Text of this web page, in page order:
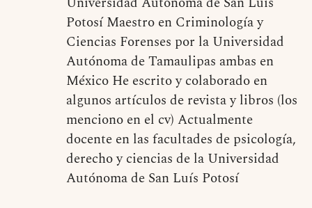
Potosí Maestro en Criminología y
Ciencias Forenses por la Universidad
Autónoma de Tamaulipas ambas en
México He escrito y colaborado en
algunos artículos de revista y libros (los
menciono en el cv) Actualmente
docente en las facultades de psicología,
derecho y ciencias de la Universidad
Autónoma de San Luís Potosí